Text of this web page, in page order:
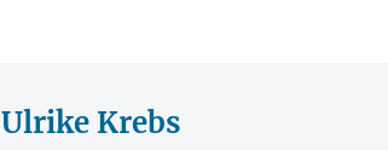
Ulrike Krebs